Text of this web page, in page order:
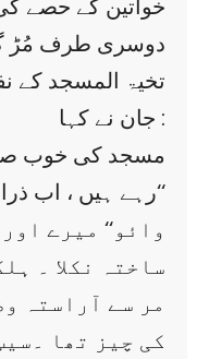
خواتین کے حصے
دوسری طرف مُڑ
تخیۃ المسجد کے
جان نے کہا :
رہے ہیں ، اب ذرا وضو خانہ بھی دیکھیے۔‘‘
ساختہ نکلا ۔
مر سے آراستہ
کی چیز تھا